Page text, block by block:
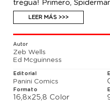
tregua! Primero,
continuación, Spiderman
conocida también como
de Abismo y por qué le
Letal?
LEER MÁS >>>
Autor
Zeb Wells
Ed Mcguinness
Editorial
Panini Comics
Formato
16,8x25,8 Color